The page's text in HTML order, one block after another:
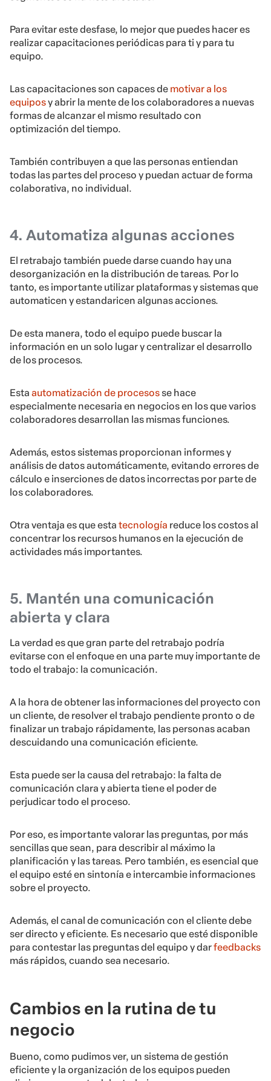
Para evitar este desfase, lo mejor que puedes hacer es
realizar capacitaciones periódicas para ti y para tu
equipo.
Las capacitaciones son capaces de motivar a los
equiposy abrir la mente de los colaboradores a nuevas
formas de alcanzar el mismo resultado con
optimización del tiempo.
También contribuyen a que las personas entiendan
todas las partes del proceso y puedan actuar de forma
colaborativa, no individual.
4. Automatiza algunas acciones
El retrabajo también puede darse cuando hay una
desorganización en la distribución de tareas. Por lo
tanto, es importante utilizar plataformas y sistemas que
automaticen y estandaricen algunas acciones.
De esta manera, todo el equipo puede buscar la
información en un solo lugar y centralizar el desarrollo
de los procesos.
Esta automatización de procesosse hace
especialmente necesaria en negocios en los que varios
colaboradores desarrollan las mismas funciones.
Además, estos sistemas proporcionan informes y
análisis de datos automáticamente, evitando errores de
cálculo e inserciones de datos incorrectas por parte de
los colaboradores.
Otra ventaja es que esta tecnología reduce los costos al
concentrar los recursos humanos en la ejecución de
actividades más importantes.
5. Mantén una comunicación
abierta y clara
La verdad es que gran parte del retrabajo podría
evitarse con el enfoque en una parte muy importante de
todo el trabajo: la comunicación.
A la hora de obtener las informaciones del proyecto con
un cliente, de resolver el trabajo pendiente pronto o de
finalizar un trabajo rápidamente, las personas acaban
descuidando una comunicación eficiente.
Esta puede ser la causa del retrabajo: la falta de
comunicación clara y abierta tiene el poder de
perjudicar todo el proceso.
Por eso, es importante valorar las preguntas, por más
sencillas que sean, para describir al máximo la
planificación y las tareas. Pero también, es esencial que
el equipo esté en sintonía e intercambie informaciones
sobre el proyecto.
Además, el canal de comunicación con el cliente debe
ser directo y eficiente. Es necesario que esté disponible
para contestar las preguntas del equipo y darfeedbacks
más rápidos, cuando sea necesario.
Cambios en la rutina de tu
negocio
Bueno, como pudimos ver, un sistema de gestión
eficiente y la organización de los equipos pueden